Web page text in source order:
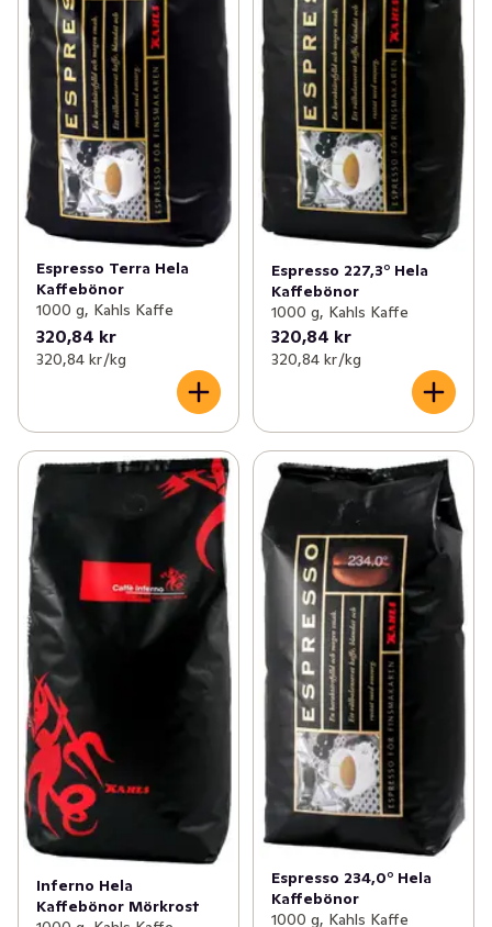
Espresso Terra Hela
Kaffebönor
1000 g, Kahls Kaffe
320,84 kr
320,84 kr /kg
Espresso 227,3° Hela
Kaffebönor
1000 g, Kahls Kaffe
320,84 kr
320,84 kr /kg
Inferno Hela
Kaffebönor Mörkrost
Espresso 234,0° Hela
Kaffebönor
1000 g, Kahls Kaffe